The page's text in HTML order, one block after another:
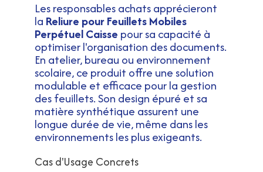
Les responsables achats apprécieront
la Reliure pour Feuillets Mobiles
Perpétuel Caisse pour sa capacité à
optimiser l'organisation des documents.
En atelier, bureau ou environnement
scolaire, ce produit offre une solution
modulable et efficace pour la gestion
des feuillets. Son design épuré et sa
matière synthétique assurent une
longue durée de vie, même dans les
environnements les plus exigeants.
Cas d'Usage Concrets